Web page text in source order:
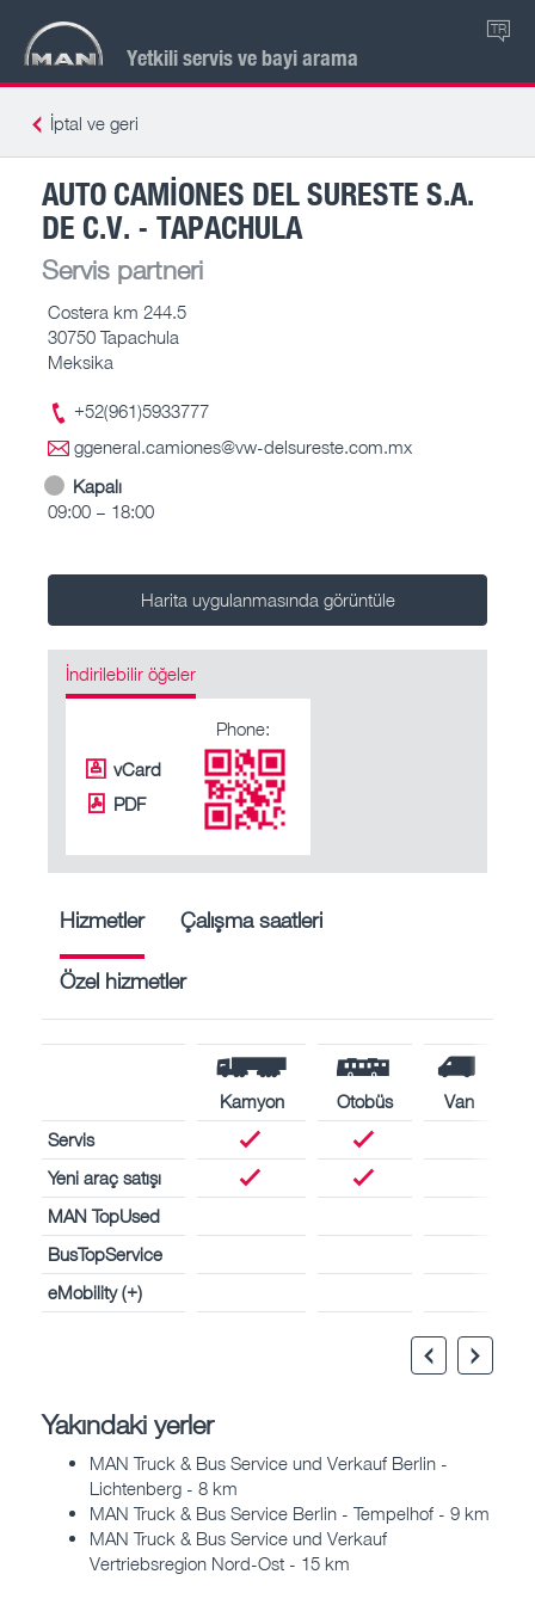
Yetkili servis ve bayi arama
TR
İptal ve geri
AUTO CAMIONES DEL SURESTE S.A.
DE C.V. - TAPACHULA
Servis partneri
Costera km 244.5
30750 Tapachula
Meksika
+52(961)5933777
ggeneral.camiones@vw-delsureste.com.mx
Kapalı
09:00 – 18:00
Harita uygulanmasında görüntüle
İndirilebilir öğeler
vCard
PDF
Phone:
Hizmetler Çalışma saatleri
Özel hizmetler
Kamyon Otobüs
Van
Servis
Yeni araç satışı
MAN TopUsed
BusTopService
eMobility (+)
Yakındaki yerler
MAN Truck & Bus Service und Verkauf Berlin -
Lichtenberg - 8 km
MAN Truck & Bus Service Berlin - Tempelhof - 9 km
MAN Truck & Bus Service und Verkauf
Vertriebsregion Nord-Ost - 15 km